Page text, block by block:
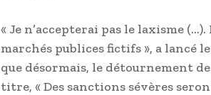
« Je n’accepterai pas le laxisme
marchés publices fictifs », a lancé
que désormais, le détournement
titre, « Des sanctions sévères